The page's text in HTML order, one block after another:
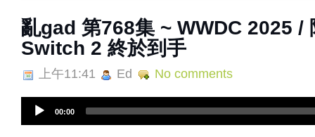
亂‌‌‌gad‌‌‌ ‌‌‌‌‌第‌‌‌768集 ~ WWDC 2025 /
Switch 2 終於到手
上午11:41 Ed No comments
00:00